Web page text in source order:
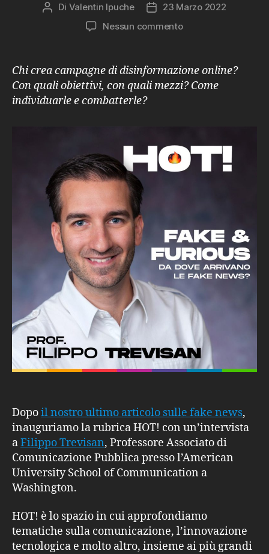
Autore
Di Valentin Ipuche
Data23 Marzo 2022
Nessun commentosu
arrivano
le
Chi crea campagne di disinformazione online?
Con quali obiettivi, con quali mezzi? Come
individuarle e combatterle?
Dopoil nostro ultimo articolo sulle fake news,
inauguriamo la rubrica HOT! con un’intervista
aFilippo Trevisan, Professore Associato di
Comunicazione Pubblica presso l’American
University School of Communication a
Washington.
HOT! è lo spazio in cui approfondiamo
tematiche sulla comunicazione, l’innovazione
tecnologica e molto altro, insieme ai più grandi